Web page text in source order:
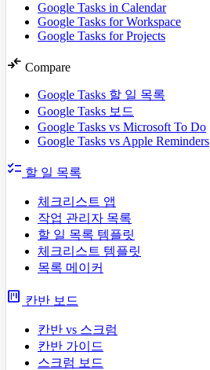
Google Tasks in Calendar
Google Tasks for Workspace
Google Tasks for Projects
compare_arrows Compare
Google Tasks 할 일 목록
Google Tasks 보드
Google Tasks vs Microsoft To Do
Google Tasks vs Apple Reminders
checklist 할 일 목록
체크리스트 앱
작업 관리자 목록
할 일 목록 템플릿
체크리스트 템플릿
목록 메이커
view_kanban 칸반 보드
칸반 vs 스크럼
칸반 가이드
스크럼 보드